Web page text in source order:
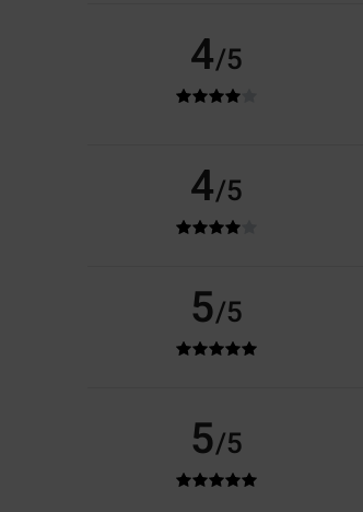
4/5
4/5
5/5
5/5